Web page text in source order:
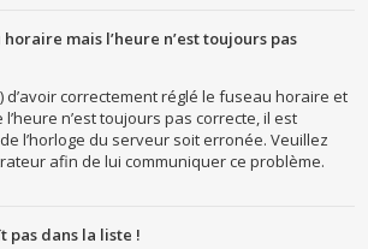
horaire mais l’heure n’est toujours pas
d’avoir correctement réglé le fuseau horaire et
l’heure n’est toujours pas correcte, il est
l’horloge du serveur soit erronée. Veuillez
afin de lui communiquer ce problème.
pas dans la liste !